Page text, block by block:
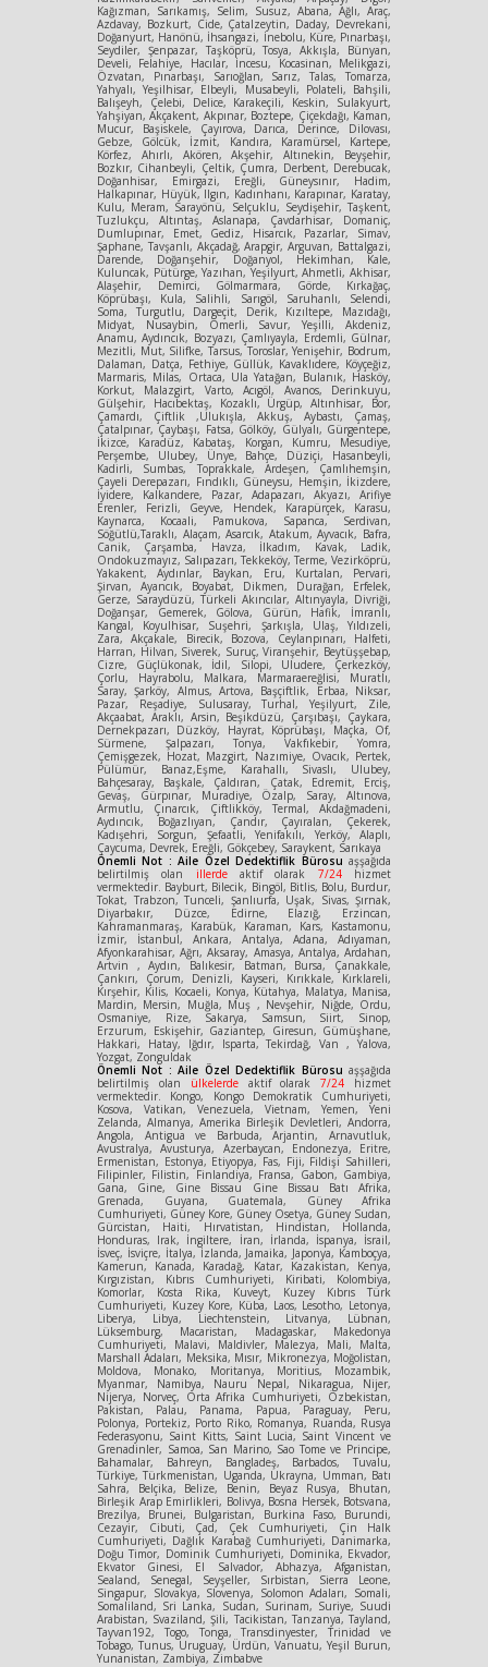
Kağızman, Sarıkamış, Selim, Susuz, Abana, Ağlı, Araç,
Azdavay, Bozkurt, Cide, Çatalzeytin, Daday, Devrekani,
Doğanyurt, Hanönü, İhsangazi, İnebolu, Küre, Pınarbaşı,
Seydiler, Şenpazar, Taşköprü, Tosya, Akkışla, Bünyan,
Develi, Felahiye, Hacılar, İncesu, Kocasinan, Melikgazi,
Özvatan, Pınarbaşı, Sarıoğlan, Sarız, Talas, Tomarza,
Yahyalı, Yeşilhisar, Elbeyli, Musabeyli, Polateli, Bahşili,
Balışeyh, Çelebi, Delice, Karakeçili, Keskin, Sulakyurt,
Yahşiyan, Akçakent, Akpınar, Boztepe, Çiçekdağı, Kaman,
Mucur, Başiskele, Çayırova, Darıca, Derince, Dilovası,
Gebze, Gölcük, İzmit, Kandıra, Karamürsel, Kartepe,
Körfez, Ahırlı, Akören, Akşehir, Altınekin, Beyşehir,
Bozkır, Cihanbeyli, Çeltik, Çumra, Derbent, Derebucak,
Doğanhisar, Emirgazi, Ereğli, Güneysınır, Hadim,
Halkapınar, Hüyük, Ilgın, Kadınhanı, Karapınar, Karatay,
Kulu, Meram, Sarayönü, Selçuklu, Seydişehir, Taşkent,
Tuzlukçu, Altıntaş, Aslanapa, Çavdarhisar, Domaniç,
Dumlupınar, Emet, Gediz, Hisarcık, Pazarlar, Simav,
Şaphane, Tavşanlı, Akçadağ, Arapgir, Arguvan, Battalgazi,
Darende, Doğanşehir, Doğanyol, Hekimhan, Kale,
Kuluncak, Pütürge, Yazıhan, Yeşilyurt, Ahmetli, Akhisar,
Alaşehir, Demirci, Gölmarmara, Görde, Kırkağaç,
Köprübaşı, Kula, Salihli, Sarıgöl, Saruhanlı, Selendi,
Soma, Turgutlu, Dargeçit, Derik, Kızıltepe, Mazıdağı,
Midyat, Nusaybin, Ömerli, Savur, Yeşilli, Akdeniz,
Anamu, Aydıncık, Bozyazı, Çamlıyayla, Erdemli, Gülnar,
Mezitli, Mut, Silifke, Tarsus, Toroslar, Yenişehir, Bodrum,
Dalaman, Datça, Fethiye, Güllük, Kavaklıdere, Köyçeğiz,
Marmaris, Milas, Ortaca, Ula Yatağan, Bulanık, Hasköy,
Korkut, Malazgirt, Varto, Acıgöl, Avanos, Derinkuyu,
Gülşehir, Hacıbektaş, Kozaklı, Ürgüp, Altınhisar, Bor,
Çamardı, Çiftlik ,Ulukışla, Akkuş, Aybastı, Çamaş,
Çatalpınar, Çaybaşı, Fatsa, Gölköy, Gülyalı, Gürgentepe,
İkizce, Karadüz, Kabataş, Korgan, Kumru, Mesudiye,
Perşembe, Ulubey, Ünye, Bahçe, Düziçi, Hasanbeyli,
Kadirli, Sumbas, Toprakkale, Ardeşen, Çamlıhemşin,
Çayeli Derepazarı, Fındıklı, Güneysu, Hemşin, İkizdere,
İyidere, Kalkandere, Pazar, Adapazarı, Akyazı, Arifiye
Erenler, Ferizli, Geyve, Hendek, Karapürçek, Karasu,
Kaynarca, Kocaali, Pamukova, Sapanca, Serdivan,
Söğütlü,Taraklı, Alaçam, Asarcık, Atakum, Ayvacık, Bafra,
Canik, Çarşamba, Havza, İlkadım, Kavak, Ladik,
Ondokuzmayız, Salıpazarı, Tekkeköy, Terme, Vezirköprü,
Yakakent, Aydınlar, Baykan, Eru, Kurtalan, Pervari,
Şirvan, Ayancık, Boyabat, Dikmen, Durağan, Erfelek,
Gerze, Saraydüzü, Türkeli Akıncılar, Altınyayla, Divriği,
Doğanşar, Gemerek, Gölova, Gürün, Hafik, İmranlı,
Kangal, Koyulhisar, Suşehri, Şarkışla, Ulaş, Yıldızeli,
Zara, Akçakale, Birecik, Bozova, Ceylanpınarı, Halfeti,
Harran, Hilvan, Siverek, Suruç, Viranşehir, Beytüşşebap,
Cizre, Güçlükonak, İdil, Silopi, Uludere, Çerkezköy,
Çorlu, Hayrabolu, Malkara, Marmaraereğlisi, Muratlı,
Saray, Şarköy, Almus, Artova, Başçiftlik, Erbaa, Niksar,
Pazar, Reşadiye, Sulusaray, Turhal, Yeşilyurt, Zile,
Akçaabat, Araklı, Arsin, Beşikdüzü, Çarşıbaşı, Çaykara,
Dernekpazarı, Düzköy, Hayrat, Köprübaşı, Maçka, Of,
Sürmene, Şalpazarı, Tonya, Vakfıkebir, Yomra,
Çemişgezek, Hozat, Mazgirt, Nazımiye, Ovacık, Pertek,
Pülümür, Banaz,Eşme, Karahallı, Sivaslı, Ulubey,
Bahçesaray, Başkale, Çaldıran, Çatak, Edremit, Erciş,
Gevaş, Gürpınar, Muradiye, Özalp, Saray, Altınova,
Armutlu, Çınarcık, Çiftlikköy, Termal, Akdağmadeni,
Aydıncık, Boğazlıyan, Çandır, Çayıralan, Çekerek,
Kadışehri, Sorgun, Şefaatli, Yenifakılı, Yerköy, Alaplı,
Çaycuma, Devrek, Ereğli, Gökçebey, Saraykent, Sarıkaya
Önemli Not : Aile Özel Dedektiflik Bürosu aşşağıda
belirtilmiş olan illerdeaktif olarak 7/24hizmet
vermektedir. Bayburt, Bilecik, Bingöl, Bitlis, Bolu, Burdur,
Tokat, Trabzon, Tunceli, Şanlıurfa, Uşak, Sivas, Şırnak,
Diyarbakır, Düzce, Edirne, Elazığ, Erzincan,
Kahramanmaraş, Karabük, Karaman, Kars, Kastamonu,
İzmir, İstanbul, Ankara, Antalya, Adana, Adıyaman,
Afyonkarahisar, Ağrı, Aksaray, Amasya, Antalya, Ardahan,
Artvin , Aydın, Balıkesir, Batman, Bursa, Çanakkale,
Çankırı, Çorum, Denizli, Kayseri, Kırıkkale, Kırklareli,
Kırşehir, Kilis, Kocaeli, Konya, Kütahya, Malatya, Manisa,
Mardin, Mersin, Muğla, Muş , Nevşehir, Niğde, Ordu,
Osmaniye, Rize, Sakarya, Samsun, Siirt, Sinop,
Erzurum, Eskişehir, Gaziantep, Giresun, Gümüşhane,
Hakkari, Hatay, Iğdır, Isparta, Tekirdağ, Van , Yalova,
Yozgat, Zonguldak
Önemli Not : Aile Özel Dedektiflik Bürosu aşşağıda
belirtilmiş olan ülkelerdeaktif olarak7/24 hizmet
vermektedir. Kongo, Kongo Demokratik Cumhuriyeti,
Kosova, Vatikan, Venezuela, Vietnam, Yemen, Yeni
Zelanda, Almanya, Amerika Birleşik Devletleri, Andorra,
Angola, Antigua ve Barbuda, Arjantin, Arnavutluk,
Avustralya, Avusturya, Azerbaycan, Endonezya, Eritre,
Ermenistan, Estonya, Etiyopya, Fas, Fiji, Fildişi Sahilleri,
Filipinler, Filistin, Finlandiya, Fransa, Gabon, Gambiya,
Gana, Gine, Gine Bissau Gine Bissau Batı Afrika,
Grenada, Guyana, Guatemala, Güney Afrika
Cumhuriyeti, Güney Kore, Güney Osetya, Güney Sudan,
Gürcistan, Haiti, Hırvatistan, Hindistan, Hollanda,
Honduras, Irak, İngiltere, İran, İrlanda, İspanya, İsrail,
İsveç, İsviçre, İtalya, İzlanda, Jamaika, Japonya, Kamboçya,
Kamerun, Kanada, Karadağ, Katar, Kazakistan, Kenya,
Kırgızistan, Kıbrıs Cumhuriyeti, Kiribati, Kolombiya,
Komorlar, Kosta Rika, Kuveyt, Kuzey Kıbrıs Türk
Cumhuriyeti, Kuzey Kore, Küba, Laos, Lesotho, Letonya,
Liberya, Libya, Liechtenstein, Litvanya, Lübnan,
Lüksemburg, Macaristan, Madagaskar, Makedonya
Cumhuriyeti, Malavi, Maldivler, Malezya, Mali, Malta,
Marshall Adaları, Meksika, Mısır, Mikronezya, Moğolistan,
Moldova, Monako, Moritanya, Moritius, Mozambik,
Myanmar, Namibya, Nauru Nepal, Nikaragua, Nijer,
Nijerya, Norveç, Orta Afrika Cumhuriyeti, Özbekistan,
Pakistan, Palau, Panama, Papua, Paraguay, Peru,
Polonya, Portekiz, Porto Riko, Romanya, Ruanda, Rusya
Federasyonu, Saint Kitts, Saint Lucia, Saint Vincent ve
Grenadinler, Samoa, San Marino, Sao Tome ve Principe,
Bahamalar, Bahreyn, Bangladeş, Barbados, Tuvalu,
Türkiye, Türkmenistan, Uganda, Ukrayna, Umman, Batı
Sahra, Belçika, Belize, Benin, Beyaz Rusya, Bhutan,
Birleşik Arap Emirlikleri, Bolivya, Bosna Hersek, Botsvana,
Brezilya, Brunei, Bulgaristan, Burkina Faso, Burundi,
Cezayir, Cibuti, Çad, Çek Cumhuriyeti, Çin Halk
Cumhuriyeti, Dağlık Karabağ Cumhuriyeti, Danimarka,
Doğu Timor, Dominik Cumhuriyeti, Dominika, Ekvador,
Ekvator Ginesi, El Salvador, Abhazya, Afganistan,
Sealand, Senegal, Seyşeller, Sırbistan, Sierra Leone,
Singapur, Slovakya, Slovenya, Solomon Adaları, Somali,
Somaliland, Sri Lanka, Sudan, Surinam, Suriye, Suudi
Arabistan, Svaziland, Şili, Tacikistan, Tanzanya, Tayland,
Tayvan192, Togo, Tonga, Transdinyester, Trinidad ve
Tobago, Tunus, Uruguay, Ürdün, Vanuatu, Yeşil Burun,
Yunanistan, Zambiya, Zimbabve